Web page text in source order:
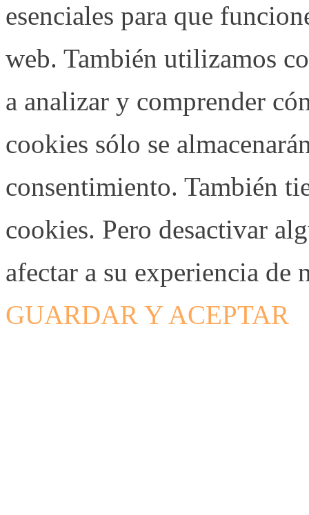
esenciales para que
web. También utilizamos
a analizar y comprender
cookies sólo se
consentimiento. También
cookies. Pero desactivar
afectar a su experiencia de
GUARDAR Y ACEPTAR